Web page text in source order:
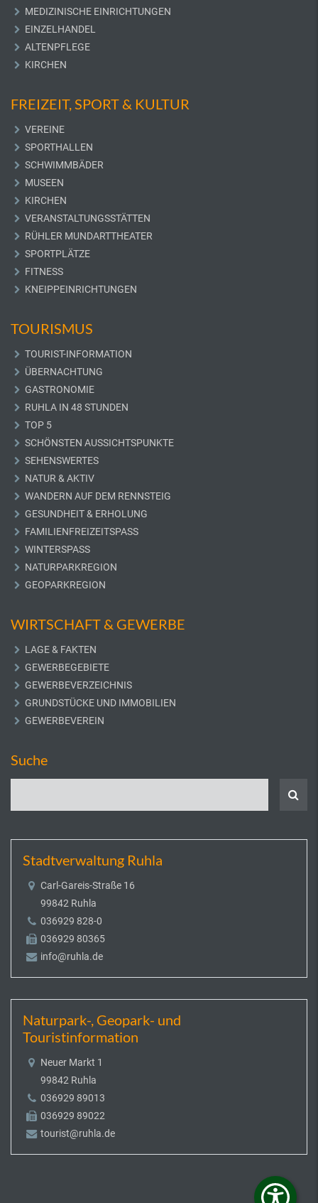
MEDIZINISCHE EINRICHTUNGEN
EINZELHANDEL
ALTENPFLEGE
KIRCHEN
FREIZEIT, SPORT & KULTUR
VEREINE
SPORTHALLEN
SCHWIMMBÄDER
MUSEEN
KIRCHEN
VERANSTALTUNGSSTÄTTEN
RÜHLER MUNDARTTHEATER
SPORTPLÄTZE
FITNESS
KNEIPPEINRICHTUNGEN
TOURISMUS
TOURIST-INFORMATION
ÜBERNACHTUNG
GASTRONOMIE
RUHLA IN 48 STUNDEN
TOP 5
SCHÖNSTEN AUSSICHTSPUNKTE
SEHENSWERTES
NATUR & AKTIV
WANDERN AUF DEM RENNSTEIG
GESUNDHEIT & ERHOLUNG
FAMILIENFREIZEITSPASS
WINTERSPASS
NATURPARKREGION
GEOPARKREGION
WIRTSCHAFT & GEWERBE
LAGE & FAKTEN
GEWERBEGEBIETE
GEWERBEVERZEICHNIS
GRUNDSTÜCKE UND IMMOBILIEN
GEWERBEVEREIN
Suche
Stadtverwaltung Ruhla
Carl-Gareis-Straße 16
99842 Ruhla
036929 828-0
036929 80365
info@ruhla.de
Naturpark-, Geopark- und
Touristinformation
Neuer Markt 1
99842 Ruhla
036929 89013
036929 89022
tourist@ruhla.de